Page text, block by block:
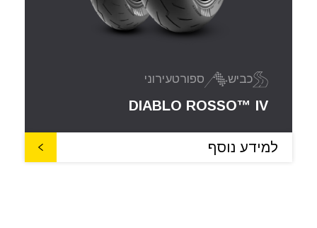
כביש ספורטעירוני
DIABLO ROSSO™ IV
למידע נוסף